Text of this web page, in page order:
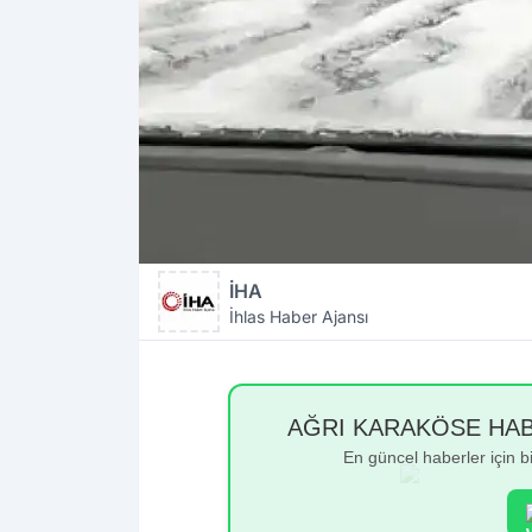
İHA
İhlas Haber Ajansı
AĞRI KARAKÖSE
En güncel haberler için